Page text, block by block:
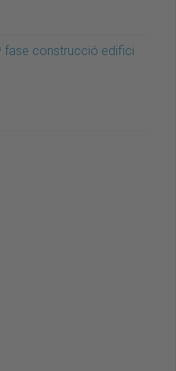
fase construcció edifici